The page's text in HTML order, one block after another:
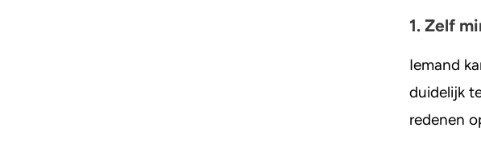
1. Zelf
Iemand
duidelijk
redenen